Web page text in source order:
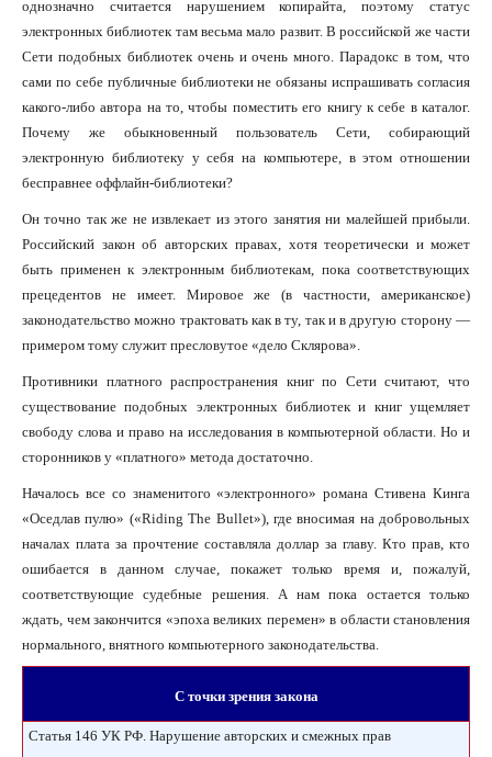
однозначно считается нарушением копирайта, поэтому статус
электронных библиотек там весьма мало развит. В российской же части
Сети подобных библиотек очень и очень много. Парадокс в том, что
сами по себе публичные библиотеки не обязаны испрашивать согласия
какого-либо автора на то, чтобы поместить его книгу к себе в каталог.
Почему же обыкновенный пользователь Сети, собирающий
электронную библиотеку у себя на компьютере, в этом отношении
бесправнее оффлайн-библиотеки?
Он точно так же не извлекает из этого занятия ни малейшей прибыли.
Российский закон об авторских правах, хотя теоретически и может
быть применен к электронным библиотекам, пока соответствующих
прецедентов не имеет. Мировое же (в частности, американское)
законодательство можно трактовать как в ту, так и в другую сторону —
примером тому служит пресловутое «дело Склярова».
Противники платного распространения книг по Сети считают, что
существование подобных электронных библиотек и книг ущемляет
свободу слова и право на исследования в компьютерной области. Но и
сторонников у «платного» метода достаточно.
Началось все со знаменитого «электронного» романа Стивена Кинга
«Оседлав пулю» («Riding The Bullet»), где вносимая на добровольных
началах плата за прочтение составляла доллар за главу. Кто прав, кто
ошибается в данном случае, покажет только время и, пожалуй,
соответствующие судебные решения. А нам пока остается только
ждать, чем закончится «эпоха великих перемен» в области становления
нормального, внятного компьютерного законодательства.
С точки зрения закона
Статья 146 УК РФ. Нарушение авторских и смежных прав